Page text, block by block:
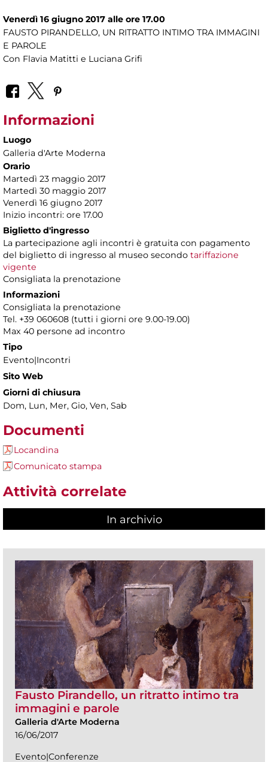
Venerdì 16 giugno 2017 alle ore 17.00
FAUSTO PIRANDELLO, UN RITRATTO INTIMO TRA IMMAGINI
E PAROLE
Con Flavia Matitti e Luciana Grifi
Informazioni
Luogo
Galleria d'Arte Moderna
Orario
Martedì 23 maggio 2017
Martedì 30 maggio 2017
Venerdì 16 giugno 2017
Inizio incontri: ore 17.00
Biglietto d'ingresso
La partecipazione agli incontri è gratuita con pagamento
del biglietto di ingresso al museo secondo tariffazione
vigente
Consigliata la prenotazione
Informazioni
Consigliata la prenotazione
Tel. +39 060608 (tutti i giorni ore 9.00-19.00)
Max 40 persone ad incontro
Tipo
Evento|Incontri
Sito Web
Giorni di chiusura
Dom, Lun, Mer, Gio, Ven, Sab
Documenti
Locandina
Comunicato stampa
Attività correlate
In archivio
Fausto Pirandello, un ritratto intimo tra
immagini e parole
Galleria d'Arte Moderna
16/06/2017
Evento|Conferenze